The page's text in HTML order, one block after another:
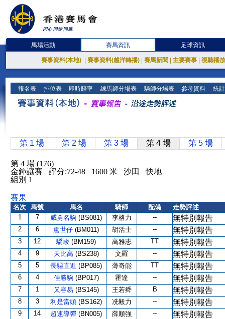
馬場活動 賽馬資訊 足球資訊
賽事資料(本地) 賽事資料(越洋轉播) 賽馬新聞 主要賽事 視聽播
報名表 排位表 即時賠率 練馬師分場表 騎師分場表 參考資料 統
第 1 場 第 2 場 第 3 場 第 4 場 第 5 場
第 4 場 (176)
金鐘讓賽 評分:72-48 1600 米 沙田 快地
組別 1
賽果
名次 馬號 馬名 騎師 配備
走勢評述
1
7 威勇名駒 (BS081) 李格力 -- 無特別報告
2 6 駕世仔 (BM011) 胡活士 -- 無特別報告
3 12 驕峻 (BM159) 高雅志 TT 無特別報告
4 9 天比高 (BS238) 文羅 -- 無特別報告
5 5 長驅直進 (BP085) 薄奇能 TT 無特別報告
6 4 佳勝駒 (BP017) 霍達 -- 無特別報告
7 1 又容易 (BS145) 王若舜 B 無特別報告
8 3 利是當頭 (BS162) 冼毅力 -- 無特別報告
9 14 超速導彈 (BN005) 薛順強 -- 無特別報告